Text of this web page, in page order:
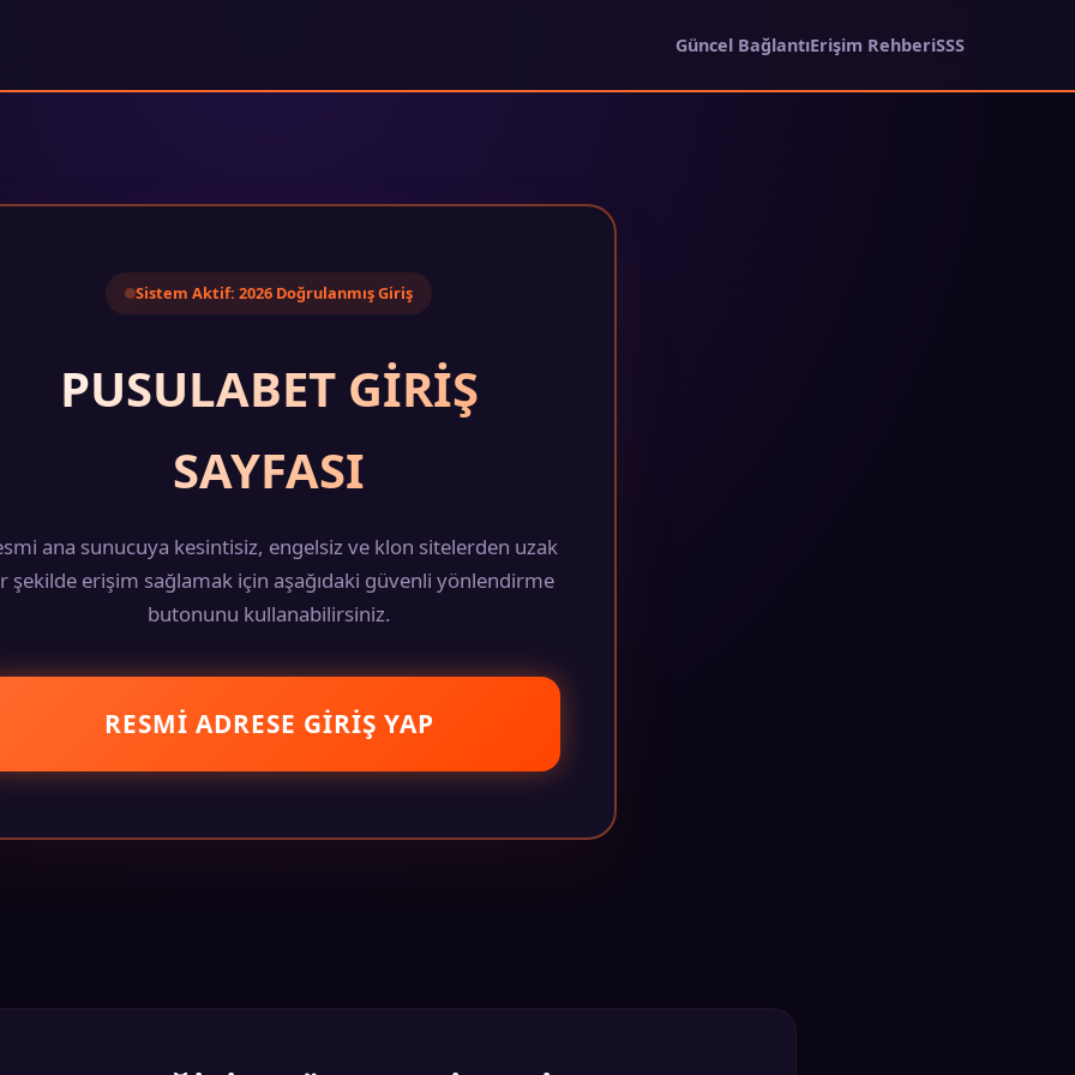
Güncel BağlantıErişim RehberiSSS
Sistem Aktif: 2026 Doğrulanmış Giriş
PUSULABET GIRIŞ
SAYFASI
ana sunucuya kesintisiz, engelsiz ve klon sitelerden uzak
şekilde erişim sağlamak için aşağıdaki güvenli yönlendirme
butonunu kullanabilirsiniz.
RESMI ADRESE GIRIŞ YAP